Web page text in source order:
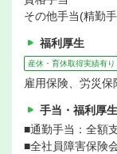
その他手当(精勤
福利厚生
産休・育休取得実績有り
雇用保険、労災
手当・福利厚
■通勤手当：全額
■全社員障害保険